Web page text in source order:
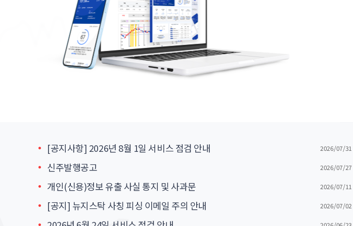
[공지사항] 2026년 8월 1일 서비스 점검 안내 2026/07/31
신주발행공고 2026/07/27
개인(신용)정보 유출 사실 통지 및 사과문 2026/07/11
[공지] 뉴지스탁 사칭 피싱 이메일 주의 안내 2026/07/02